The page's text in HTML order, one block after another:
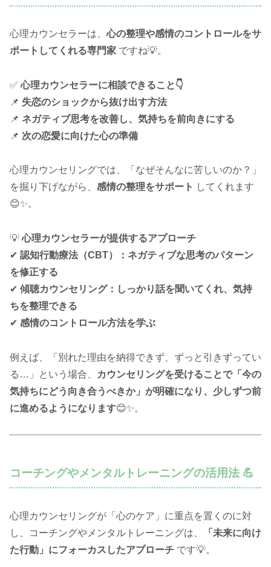
心理カウンセラーは、心の整理や感情のコントロールをサ
ポートしてくれる専門家 ですね💡。
✅心理カウンセラーに相談できること👇
📌 失恋のショックから抜け出す方法
📌 ネガティブ思考を改善し、気持ちを前向きにする
📌 次の恋愛に向けた心の準備
心理カウンセリングでは、「なぜそんなに苦しいのか？」
を掘り下げながら、 感情の整理をサポート してくれます
😊✨。
💡心理カウンセラーが提供するアプローチ
✔ 認知行動療法（CBT）：ネガティブな思考のパターン
を修正する
✔ 傾聴カウンセリング：しっかり話を聞いてくれ、気持
ちを整理できる
✔ 感情のコントロール方法を学ぶ
例えば、「別れた理由を納得できず、ずっと引きずってい
る…」という場合、
カウンセリングを受けることで「今の
気持ちにどう向き合うべきか」が明確になり、少しずつ前
に進めるようになります😊✨。
コーチングやメンタルトレーニングの活用法 💪
心理カウンセリングが「心のケア」に重点を置くのに対
し、コーチングやメンタルトレーニングは、
「未来に向け
た行動」にフォーカスしたアプローチ です💡。